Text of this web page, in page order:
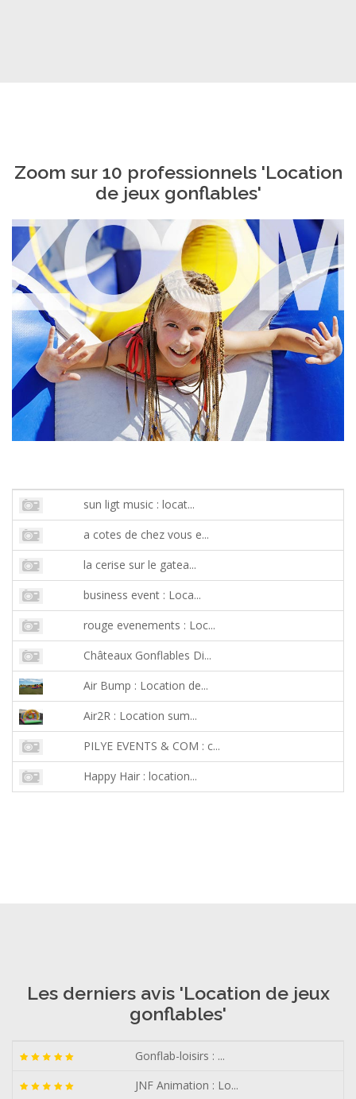
Zoom sur 10 professionnels 'Location
de jeux gonflables'
sun ligt music : locat...
a cotes de chez vous e...
la cerise sur le gatea...
business event : Loca...
rouge evenements : Loc...
Châteaux Gonflables Di...
Air Bump : Location de...
Air2R : Location sum...
PILYE EVENTS & COM : c...
Happy Hair : location...
Les derniers avis 'Location de jeux
gonflables'
Gonflab-loisirs : ...
JNF Animation : Lo...